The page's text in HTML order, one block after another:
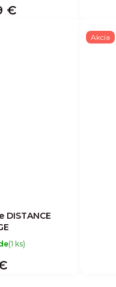
€
DISTANCE
(1 ks)
Akcia